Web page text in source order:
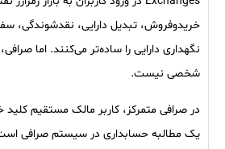
خریدوفروش، تبدیل دارایی، نقدشوندگی،
نگهداری دارایی را ساده‌تر می‌کنند. اما
شخصی نیست.
در صرافی متمرکز، کاربر مالک مستقیم
یک مطالبه حسابداری در سیستم صرافی